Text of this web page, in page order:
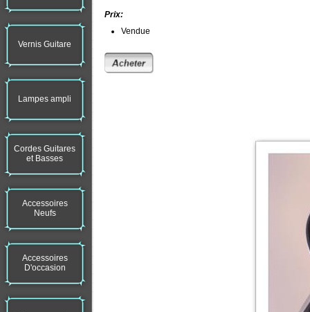
Vernis Guitare
Lampes ampli
Cordes Guitares
et Basses
Accessoires
Neufs
Accessoires
D'occasion
Prix:
Vendue